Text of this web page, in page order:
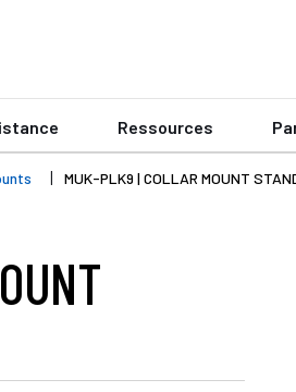
Ressources
MUK-PLK9 | COLLAR MOUNT